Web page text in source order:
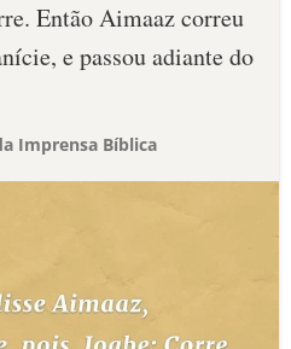
Então Aimaaz correu
e passou adiante do
Imprensa Bíblica